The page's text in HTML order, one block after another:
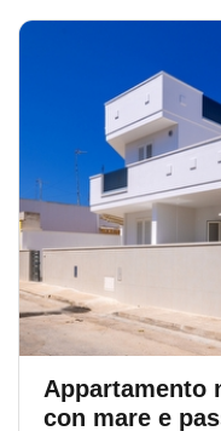
Appartamento
con mare e